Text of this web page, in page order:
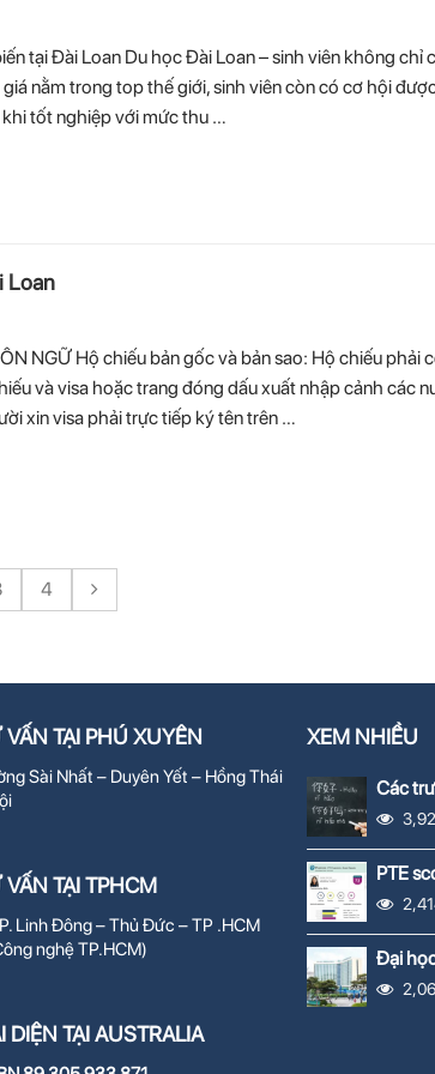
tại Đài Loan Du học Đài Loan – sinh viên không chỉ
nằm trong top thế giới, sinh viên còn có cơ hội
tốt nghiệp với mức thu …
Loan
NGỮ Hộ chiếu bản gốc và bản sao: Hộ chiếu phải
và visa hoặc trang đóng dấu xuất nhập cảnh các
xin visa phải trực tiếp ký tên trên …
4
TẠI PHÚ XUYÊN
Sài Nhất – Duyên Yết – Hồng Thái
TẠI TPHCM
Linh Đông – Thủ Đức – TP .HCM
nghệ TP.HCM)
TẠI AUSTRALIA
XEM NHIỀU
Các
Trung
PTE
Đại
학교